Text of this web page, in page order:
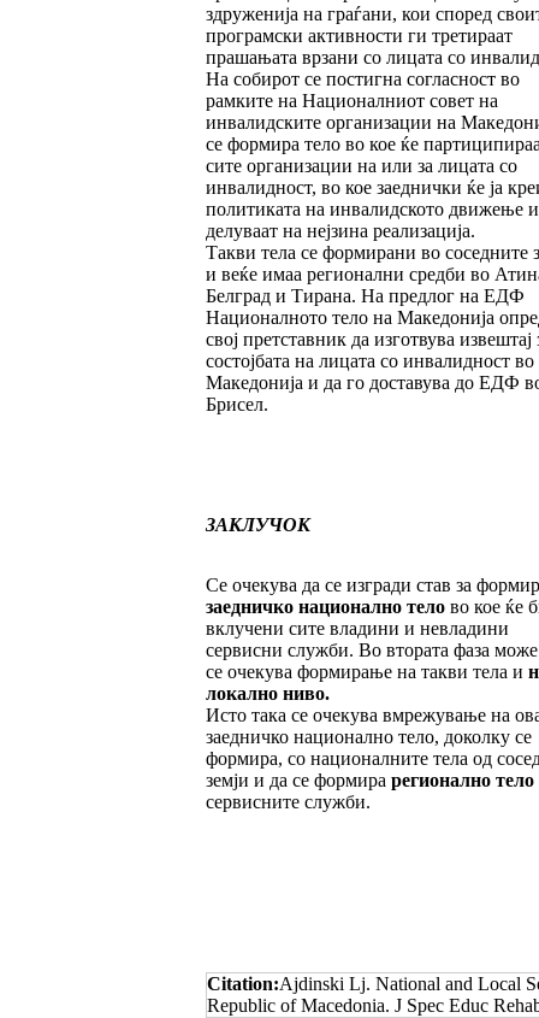
здруженија на граѓани, кои според
програмски активности ги третираат
прашањата врзани со лицата со
На собирот се постигна согласност во
рамките на Националниот совет на
инвалидските организации на
се формира тело во кое ќе
сите организации на или за лицата со
инвалидност, во кое заеднички ќе ја
политиката на инвалидското движење и
делуваат на нејзина реализација.
Такви тела се формирани во соседните
и веќе имаа регионални средби во
Белград и Тирана. На предлог на ЕДФ
Националното тело на Македонија
свој претставник да изготвува извештај
состојбата на лицата со инвалидност во
Македонија и да го доставува до ЕДФ
Брисел.
ЗАКЛУЧОК
Се очекува да се изгради став за
заедничко национално телово кое ќе
вклучени сите владини и невладини
сервисни служби. Во втората фаза
се очекува формирање на такви тела и
локално ниво.
Исто така се очекува вмрежување на
заедничко национално тело, доколку се
формира, со националните тела од
земји и да се формира регионално тело
сервисните служби.
Citation:Ajdinski Lj. National and Local
Republic of Macedonia. J Spec Educ